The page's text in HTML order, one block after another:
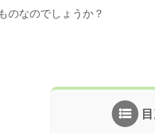
のなのでしょうか？